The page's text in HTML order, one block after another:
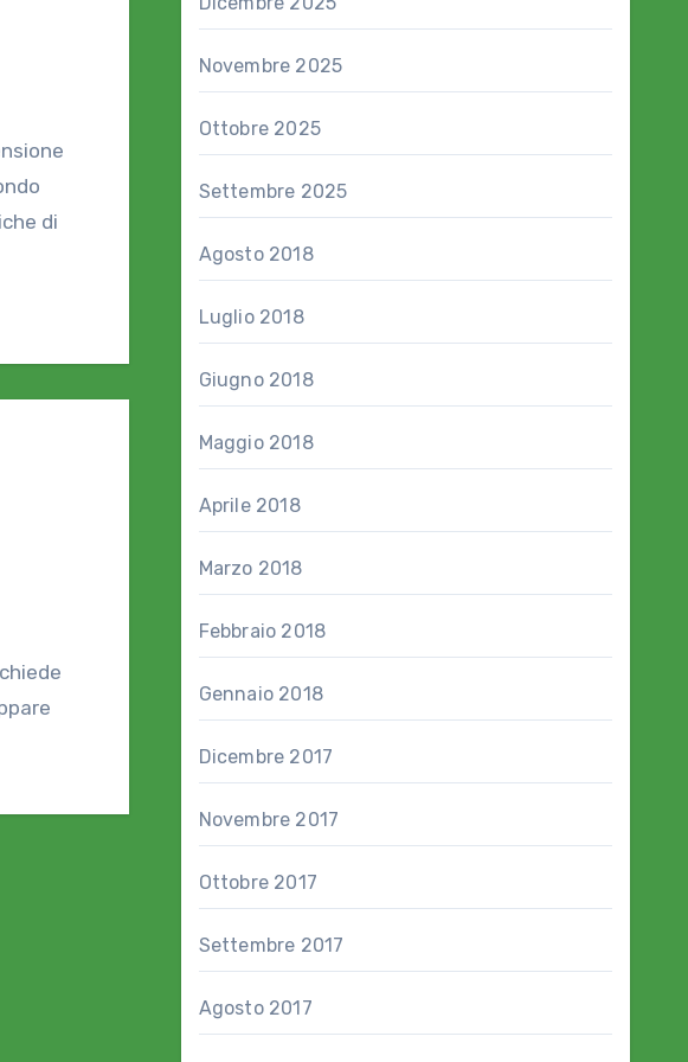
di
Novembre 2025
Ottobre 2025
Settembre 2025
Agosto 2018
Luglio 2018
Giugno 2018
Maggio 2018
Aprile 2018
Marzo 2018
Febbraio 2018
Gennaio 2018
Dicembre 2017
Novembre 2017
Ottobre 2017
Settembre 2017
Agosto 2017